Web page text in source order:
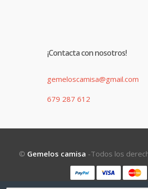
¡Contacta con nosotros!
gemeloscamisa@gmail.com
679 287 612
© Gemelos camisa -Todos los